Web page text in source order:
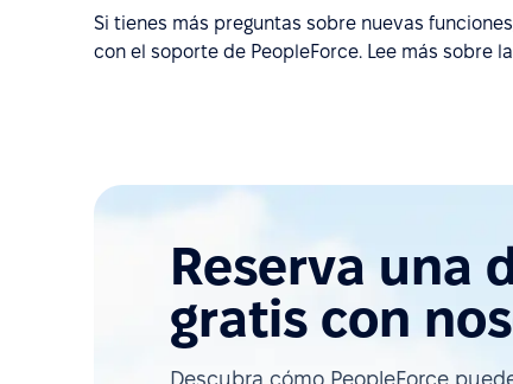
Si tienes más preguntas sobre nuevas
con el soporte de PeopleForce. Lee más sobre
Reserva una
gratis con
Descubra cómo PeopleForce